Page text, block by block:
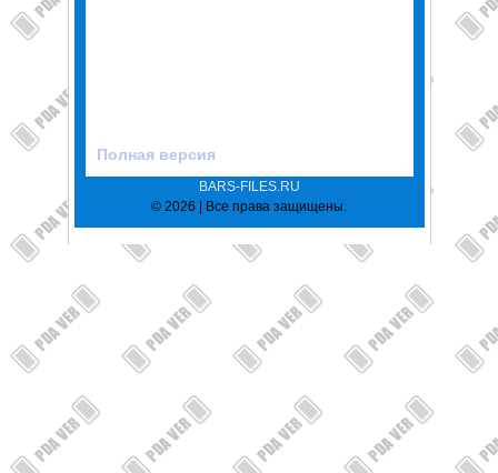
Полная версия
BARS-FILES.RU
© 2026 | Все права защищены.